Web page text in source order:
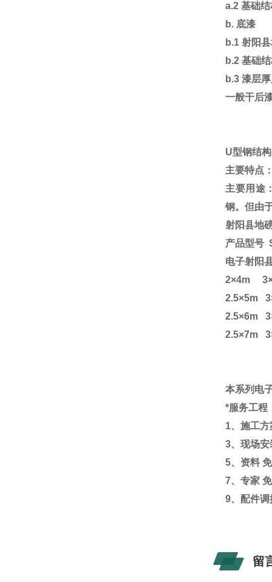
a.2基础
b. 底漆
b.1射阳
b.2基础
b.3漆层
一般干后
U型钢结
主要特点
主要用途
钢。但由
射阳县地
产品型号
电子射
2×4m
2.5×5m
2.5×6m
2.5×7m
本系列电
*服务工程
1、施工
3、现场
5、资料
7、专家
9、配件
留